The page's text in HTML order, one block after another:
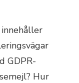
innehåller
GDPR-
Hur